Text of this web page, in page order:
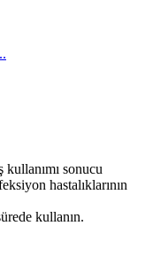
sonucu
hastalıklarının
kullanın.